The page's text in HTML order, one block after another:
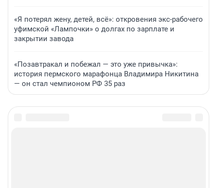
«Я потерял жену, детей, всё»: откровения экс-рабочего
уфимской «Лампочки» о долгах по зарплате и
закрытии завода
«Позавтракал и побежал — это уже привычка»:
история пермского марафонца Владимира Никитина
— он стал чемпионом РФ 35 раз